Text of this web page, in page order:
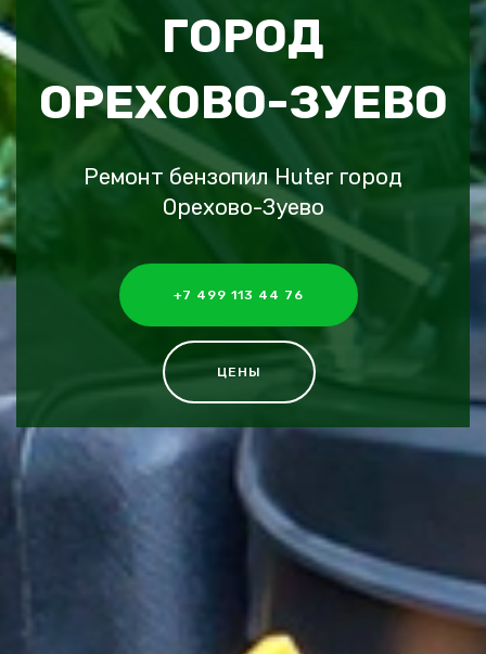
ГОРОД
ОРЕХОВО-ЗУЕВО
Ремонт бензопил Huter город
Орехово-Зуево
+7 499 113 44 76
ЦЕНЫ